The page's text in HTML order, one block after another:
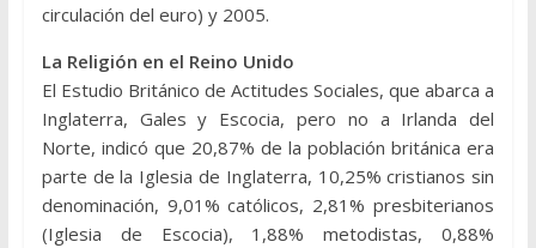
circulación del euro) y 2005.
La Religión en el Reino Unido
El Estudio Británico de Actitudes Sociales, que abarca a
Inglaterra, Gales y Escocia, pero no a Irlanda del
Norte, indicó que 20,87% de la población británica era
parte de la Iglesia de Inglaterra, 10,25% cristianos sin
denominación, 9,01% católicos, 2,81% presbiterianos
(Iglesia de Escocia), 1,88% metodistas, 0,88%